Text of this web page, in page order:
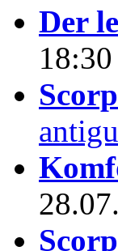
Der